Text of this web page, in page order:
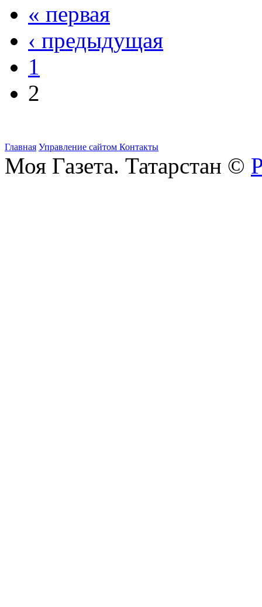
« первая
‹ предыдущая
1
2
Главная Управление сайтом Контакты
Моя Газета. Татарстан ©